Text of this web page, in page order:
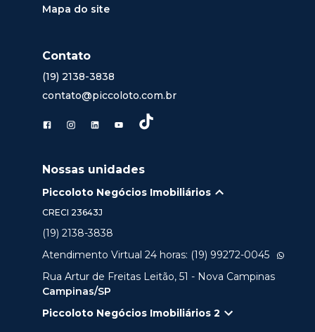
Mapa do site
Contato
(19) 2138-3838
contato@piccoloto.com.br
Nossas unidades
Piccoloto Negócios Imobiliários
CRECI 23643J
(19) 2138-3838
Atendimento Virtual 24 horas: (19) 99272-0045
Rua Artur de Freitas Leitão, 51 - Nova Campinas
Campinas/SP
Piccoloto Negócios Imobiliários 2